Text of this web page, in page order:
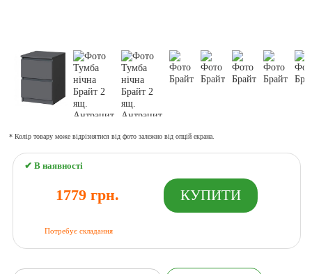
* Колір товару може відрізнятися від фото залежно від опцій екрана.
✔ В наявності
1779 грн.
Потребує складання